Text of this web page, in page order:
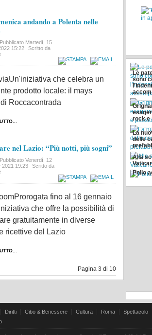
andando a Polenta nelle
Pubblicato Martedì, 15
15:22
Scritto da
Un'iniziativa che celebra un
prodotto locale: il mays
Roccacontrada
nel Lazio: “Più notti, più sogni”
PubblicatoVenerdì, 12
2021 19:23
Scritto da
Prorogata fino al 16 gennaio
che offre la possibilità di
gratuitamente in diverse
ricettive del Lazio
Pagina 3 di 10
Le
sono
rock e
La
delle
Alla
Pollo
Diritti Cibo & Benessere Cultura Roma Spettacolo